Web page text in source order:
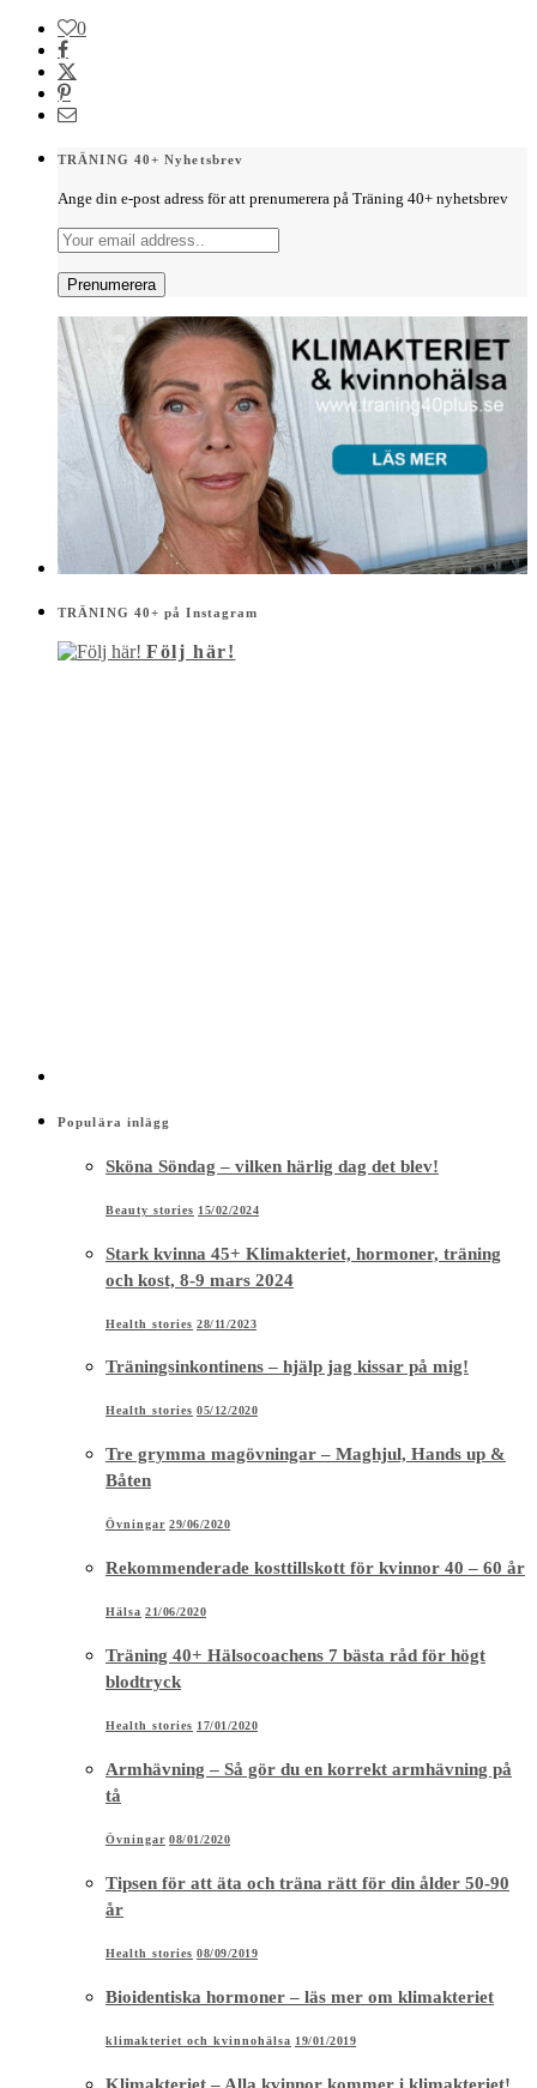
0
TRÄNING 40+ Nyhetsbrev
Ange din e-post adress för att prenumerera på Träning 40+ nyhetsbrev
TRÄNING 40+ på Instagram
Följ här!
Populära inlägg
Sköna Söndag – vilken härlig dag det blev!
Beauty stories 15/02/2024
Stark kvinna 45+ Klimakteriet, hormoner, träning
och kost, 8-9 mars 2024
Health stories 28/11/2023
Träningsinkontinens – hjälp jag kissar på mig!
Health stories 05/12/2020
Tre grymma magövningar – Maghjul, Hands up &
Båten
Övningar 29/06/2020
Rekommenderade kosttillskott för kvinnor 40 – 60 år
Hälsa 21/06/2020
Träning 40+ Hälsocoachens 7 bästa råd för högt
blodtryck
Health stories 17/01/2020
Armhävning – Så gör du en korrekt armhävning på
tå
Övningar 08/01/2020
Tipsen för att äta och träna rätt för din ålder 50-90
år
Health stories 08/09/2019
Bioidentiska hormoner – läs mer om klimakteriet
klimakteriet och kvinnohälsa 19/01/2019
Klimakteriet – Alla kvinnor kommer i klimakteriet!